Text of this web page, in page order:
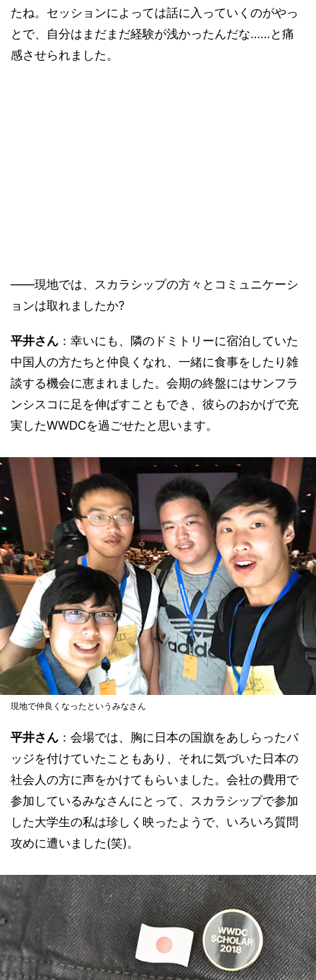
たね。セッションによっては話に入っていくのがやっ
とで、自分はまだまだ経験が浅かったんだな……と痛
感させられました。
――現地では、スカラシップの方々とコミュニケーシ
ョンは取れましたか?
平井さん ：幸いにも、隣のドミトリーに宿泊していた
中国人の方たちと仲良くなれ、一緒に食事をしたり雑
談する機会に恵まれました。会期の終盤にはサンフラ
ンシスコに足を伸ばすこともでき、彼らのおかげで充
実したWWDCを過ごせたと思います。
現地で仲良くなったというみなさん
平井さん ：会場では、胸に日本の国旗をあしらったバ
ッジを付けていたこともあり、それに気づいた日本の
社会人の方に声をかけてもらいました。会社の費用で
参加しているみなさんにとって、スカラシップで参加
した大学生の私は珍しく映ったようで、いろいろ質問
攻めに遭いました(笑)。